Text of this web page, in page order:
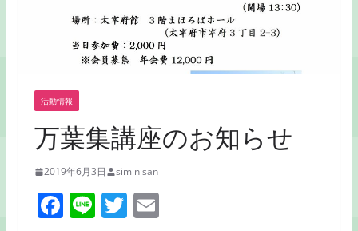
活動情報
万葉集講座のお知らせ
2019年6月3日 siminisan
F Li T E